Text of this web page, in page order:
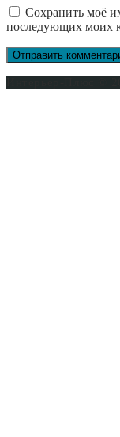
Сохранить моё
последующих моих